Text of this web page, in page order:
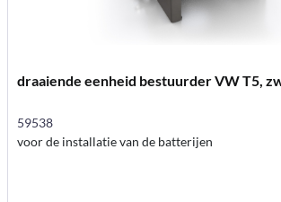
draaiende eenheid bestuurder VW T5,
59538
voor de installatie van de batterijen